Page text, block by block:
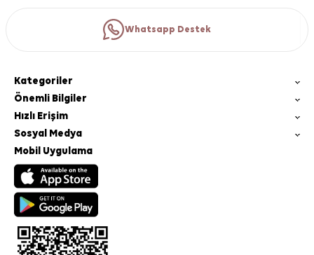
Whatsapp Destek
Kategoriler
Önemli Bilgiler
Hızlı Erişim
Sosyal Medya
Mobil Uygulama